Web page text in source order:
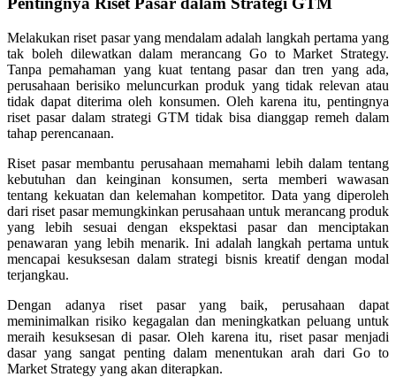
Melakukan riset pasar yang mendalam adalah langkah pertama yang
tak boleh dilewatkan dalam merancang Go to Market Strategy.
Tanpa pemahaman yang kuat tentang pasar dan tren yang ada,
perusahaan berisiko meluncurkan produk yang tidak relevan atau
tidak dapat diterima oleh konsumen. Oleh karena itu, pentingnya
riset pasar dalam strategi GTM tidak bisa dianggap remeh dalam
tahap perencanaan.
Riset pasar membantu perusahaan memahami lebih dalam tentang
kebutuhan dan keinginan konsumen, serta memberi wawasan
tentang kekuatan dan kelemahan kompetitor. Data yang diperoleh
dari riset pasar memungkinkan perusahaan untuk merancang produk
yang lebih sesuai dengan ekspektasi pasar dan menciptakan
penawaran yang lebih menarik. Ini adalah langkah pertama untuk
mencapai kesuksesan dalam strategi bisnis kreatif dengan modal
terjangkau.
Dengan adanya riset pasar yang baik, perusahaan dapat
meminimalkan risiko kegagalan dan meningkatkan peluang untuk
meraih kesuksesan di pasar. Oleh karena itu, riset pasar menjadi
dasar yang sangat penting dalam menentukan arah dari Go to
Market Strategy yang akan diterapkan.